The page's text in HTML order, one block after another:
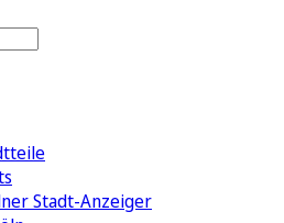
Stadt-Anzeiger